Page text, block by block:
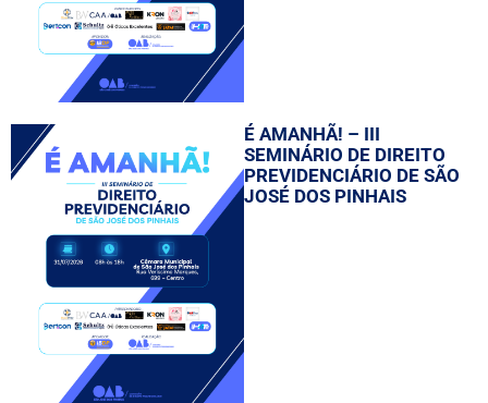
É AMANHÃ! – III
SEMINÁRIO DE DIREITO
PREVIDENCIÁRIO DE SÃO
JOSÉ DOS PINHAIS